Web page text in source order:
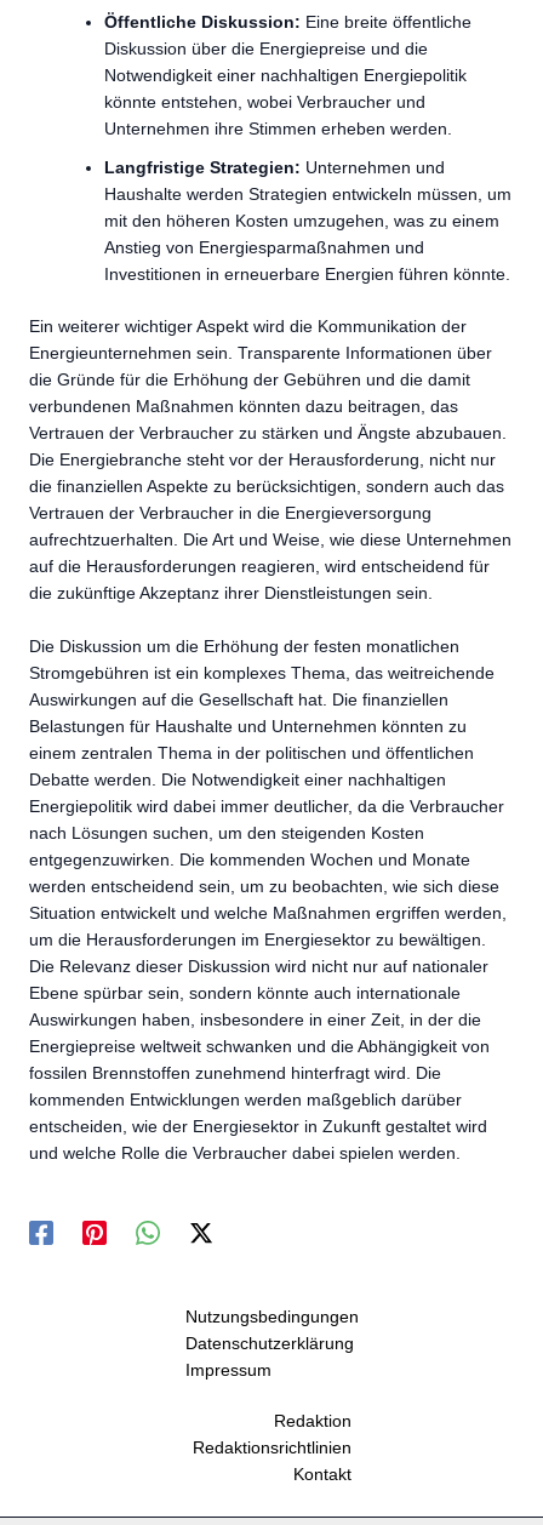
Öffentliche Diskussion: Eine breite öffentliche
Diskussion über die Energiepreise und die
Notwendigkeit einer nachhaltigen Energiepolitik
könnte entstehen, wobei Verbraucher und
Unternehmen ihre Stimmen erheben werden.
Langfristige Strategien: Unternehmen und
Haushalte werden Strategien entwickeln müssen, um
mit den höheren Kosten umzugehen, was zu einem
Anstieg von Energiesparmaßnahmen und
Investitionen in erneuerbare Energien führen könnte.
Ein weiterer wichtiger Aspekt wird die Kommunikation der
Energieunternehmen sein. Transparente Informationen über
die Gründe für die Erhöhung der Gebühren und die damit
verbundenen Maßnahmen könnten dazu beitragen, das
Vertrauen der Verbraucher zu stärken und Ängste abzubauen.
Die Energiebranche steht vor der Herausforderung, nicht nur
die finanziellen Aspekte zu berücksichtigen, sondern auch das
Vertrauen der Verbraucher in die Energieversorgung
aufrechtzuerhalten. Die Art und Weise, wie diese Unternehmen
auf die Herausforderungen reagieren, wird entscheidend für
die zukünftige Akzeptanz ihrer Dienstleistungen sein.
Die Diskussion um die Erhöhung der festen monatlichen
Stromgebühren ist ein komplexes Thema, das weitreichende
Auswirkungen auf die Gesellschaft hat. Die finanziellen
Belastungen für Haushalte und Unternehmen könnten zu
einem zentralen Thema in der politischen und öffentlichen
Debatte werden. Die Notwendigkeit einer nachhaltigen
Energiepolitik wird dabei immer deutlicher, da die Verbraucher
nach Lösungen suchen, um den steigenden Kosten
entgegenzuwirken. Die kommenden Wochen und Monate
werden entscheidend sein, um zu beobachten, wie sich diese
Situation entwickelt und welche Maßnahmen ergriffen werden,
um die Herausforderungen im Energiesektor zu bewältigen.
Die Relevanz dieser Diskussion wird nicht nur auf nationaler
Ebene spürbar sein, sondern könnte auch internationale
Auswirkungen haben, insbesondere in einer Zeit, in der die
Energiepreise weltweit schwanken und die Abhängigkeit von
fossilen Brennstoffen zunehmend hinterfragt wird. Die
kommenden Entwicklungen werden maßgeblich darüber
entscheiden, wie der Energiesektor in Zukunft gestaltet wird
und welche Rolle die Verbraucher dabei spielen werden.
Nutzungsbedingungen
Datenschutzerklärung
Impressum
Redaktion
Redaktionsrichtlinien
Kontakt